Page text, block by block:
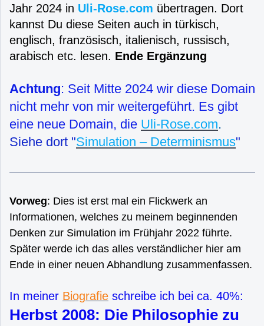
Jahr 2024 in Uli-Rose.com übertragen. Dort
kannst Du diese Seiten auch in türkisch,
englisch, französisch, italienisch, russisch,
arabisch etc. lesen. Ende Ergänzung
Achtung: Seit Mitte 2024 wir diese Domain
nicht mehr von mir weitergeführt. Es gibt
eine neue Domain, die Uli-Rose.com.
Siehe dort "Simulation – Determinismus"
Vorweg: Dies ist erst mal ein Flickwerk an
Informationen, welches zu meinem beginnenden
Denken zur Simulation im Frühjahr 2022 führte.
Später werde ich das alles verständlicher hier am
Ende in einer neuen Abhandlung zusammenfassen.
In meiner Biografie schreibe ich bei ca. 40%:
Herbst 2008: Die Philosophie zu